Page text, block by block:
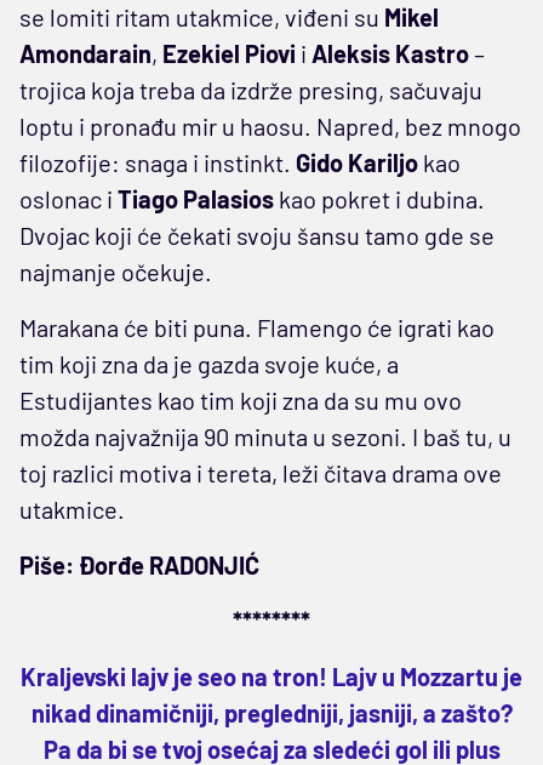
se lomiti ritam utakmice, viđeni su Mikel
Amondarain, Ezekiel Piovi i Aleksis Kastro–
trojica koja treba da izdrže presing, sačuvaju
loptu i pronađu mir u haosu. Napred, bez mnogo
filozofije: snaga i instinkt. Gido Kariljo kao
oslonac i Tiago Palasios kao pokret i dubina.
Dvojac koji će čekati svoju šansu tamo gde se
najmanje očekuje.
Marakana će biti puna. Flamengo će igrati kao
tim koji zna da je gazda svoje kuće, a
Estudijantes kao tim koji zna da su mu ovo
možda najvažnija 90 minuta u sezoni. I baš tu, u
toj razlici motiva i tereta, leži čitava drama ove
utakmice.
Piše: Đorđe RADONJIĆ
********
Kraljevski lajv je seo na tron! Lajv u Mozzartu je
nikad dinamičniji, pregledniji, jasniji, a zašto?
Pa da bi se tvoj osećaj za sledeći gol ili plus